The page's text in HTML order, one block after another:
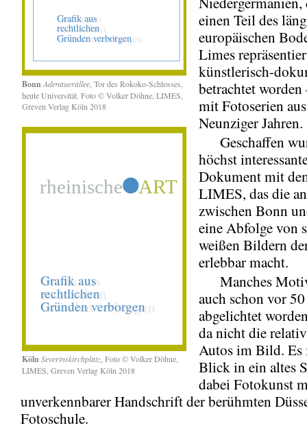
BonnAdenauerallee , Tor des Rokoko-Schlosses,
heute Universität. Foto © Volker Döhne, LIMES,
Greven Verlag Köln 2018
Köln Severinskirchplatz , Foto © Volker Döhne,
LIMES, Greven Verlag Köln 2018
einen Teil des
europäischen
Limes
künstlerisch-
betrachtet
mit Fotoserien
Neunziger Jahren.
Geschaffen
höchst
Dokument mit
LIMES, das die
zwischen Bonn
eine Abfolge von
weißen Bildern
erlebbar macht.
Manches
auch schon vor
abgelichtet
da nicht die
Autos im Bild. Es
Blick in ein altes
dabei Fotokunst
unverkennbarer Handschrift der berühmten
Fotoschule.